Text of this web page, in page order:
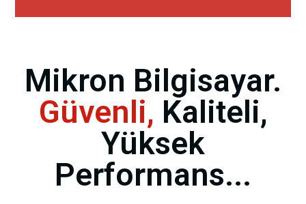
Mikron Bilgisayar.
Güvenli, Kaliteli,
Yüksek
Performans...